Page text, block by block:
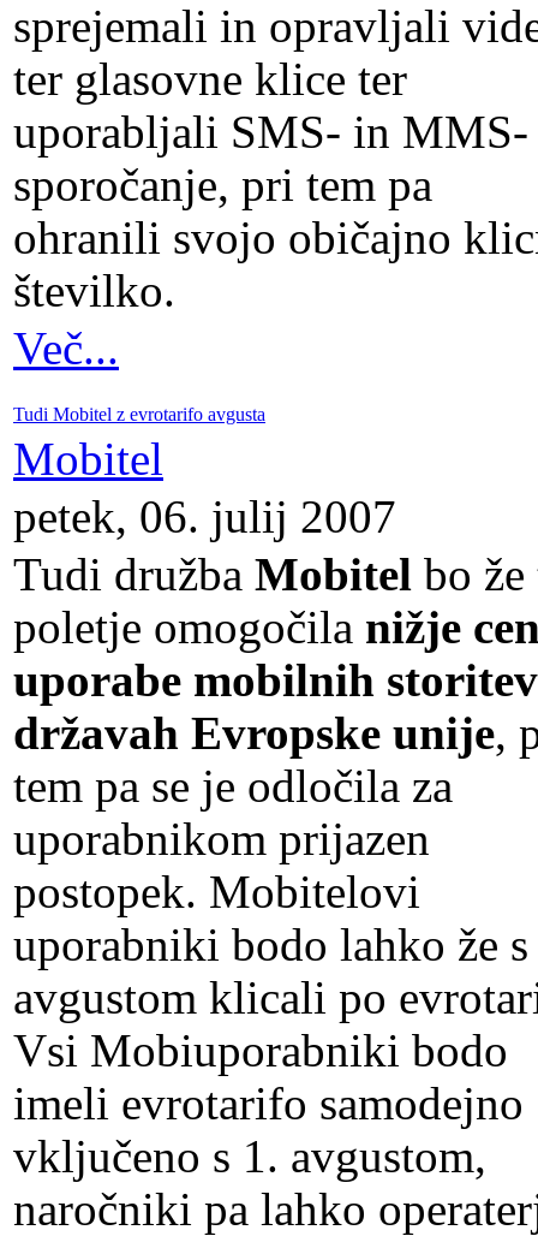
sprejemali in opravljali
ter glasovne klice ter
uporabljali SMS- in MMS-
sporočanje, pri tem pa
ohranili svojo običajno
številko.
Več...
Tudi Mobitel z evrotarifo avgusta
Mobitel
petek, 06. julij 2007
Tudi družba Mobitel bo že
poletje omogočila nižje
uporabe mobilnih
državah Evropske unije,
tem pa se je odločila za
uporabnikom prijazen
postopek. Mobitelovi
uporabniki bodo lahko že
avgustom klicali po
Vsi Mobiuporabniki bodo
imeli evrotarifo samodejno
vključeno s 1. avgustom,
naročniki pa lahko